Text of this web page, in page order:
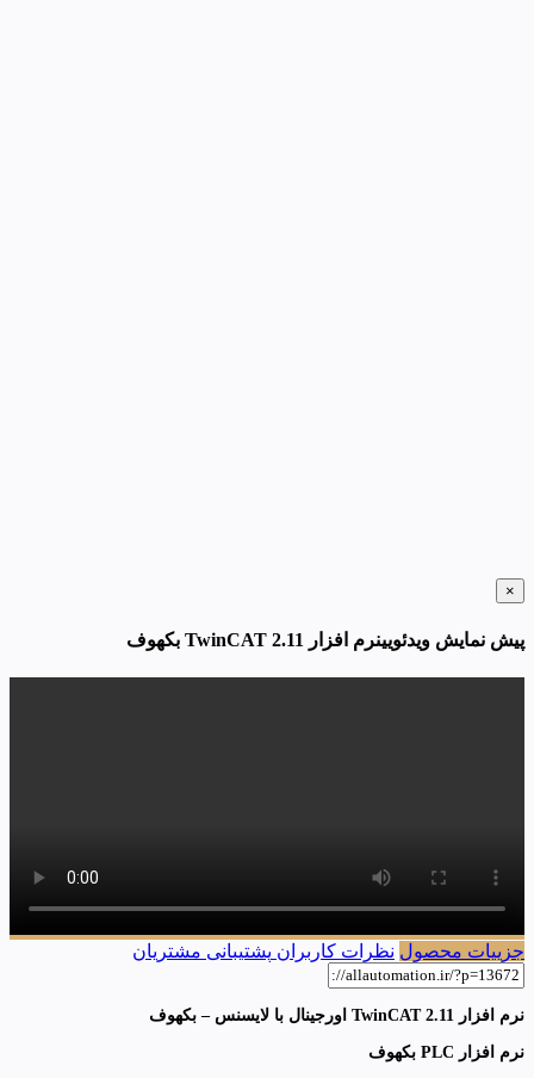
×
پیش نمایش ویدئویینرم افزار TwinCAT 2.11 بکهوف
جزییات محصول نظرات کاربران پشتیبانی مشتریان
نرم افزار TwinCAT 2.11 اورجینال با لایسنس – بکهوف
نرم افزار PLC بکهوف